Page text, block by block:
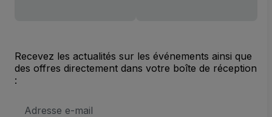
Recevez les actualités sur les événements ainsi que
des offres directement dans votre boîte de réception
:
e-